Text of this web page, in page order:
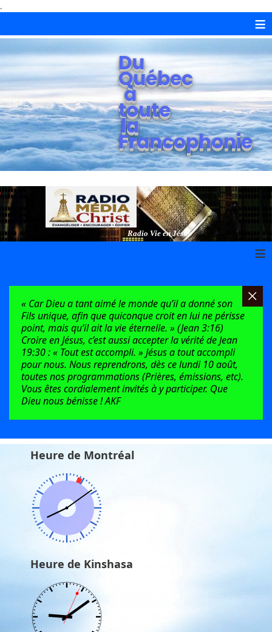
.
≡
Du
Québec
à
toute
la
Francophonie
Radio Vie en Jésus
≡
« Car Dieu a tant aimé le monde qu’il a donné son
Fils unique, afin que quiconque croit en lui ne périsse
point, mais qu’il ait la vie éternelle. » (Jean 3:16)
Croire en Jésus, c’est aussi accepter la vérité de Jean
19:30 : « Tout est accompli. » Jésus a tout accompli
pour nous. Nous reprendrons, dès ce lundi 10 août,
toutes nos programmations (Prières, émissions, etc).
Vous êtes cordialement invités à y participer. Que
Dieu nous bénisse ! AKF
Heure de Montréal
Heure de Kinshasa